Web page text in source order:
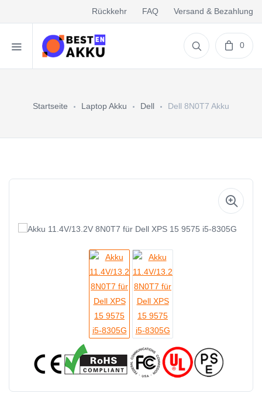
Rückkehr FAQ Versand & Bezahlung
0
Startseite Laptop Akku Dell Dell 8N0T7 Akku